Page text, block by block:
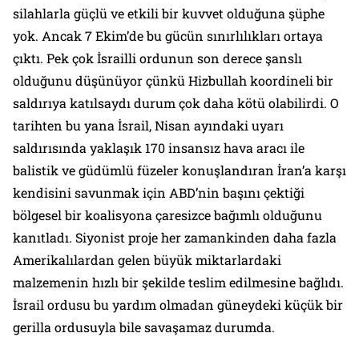
silahlarla güçlü ve etkili bir kuvvet olduğuna şüphe
yok. Ancak 7 Ekim’de bu gücün sınırlılıkları ortaya
çıktı. Pek çok İsrailli ordunun son derece şanslı
olduğunu düşünüyor çünkü Hizbullah koordineli bir
saldırıya katılsaydı durum çok daha kötü olabilirdi. O
tarihten bu yana İsrail, Nisan ayındaki uyarı
saldırısında yaklaşık 170 insansız hava aracı ile
balistik ve güdümlü füzeler konuşlandıran İran’a karşı
kendisini savunmak için ABD’nin başını çektiği
bölgesel bir koalisyona çaresizce bağımlı olduğunu
kanıtladı. Siyonist proje her zamankinden daha fazla
Amerikalılardan gelen büyük miktarlardaki
malzemenin hızlı bir şekilde teslim edilmesine bağlıdı.
İsrail ordusu bu yardım olmadan güneydeki küçük bir
gerilla ordusuyla bile savaşamaz durumda.